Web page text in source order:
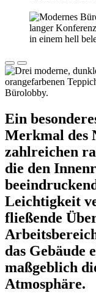
Ein
Merkmal des
zahlreichen
die den
Leichtigkeit
fließende
das Gebäude
maßgeblich
Atmosphäre.